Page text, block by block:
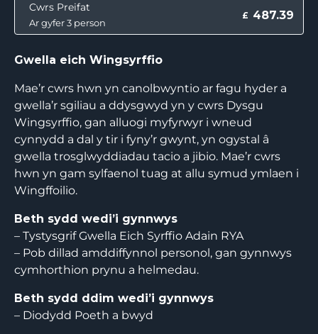
Cwrs Preifat
Ar gyfer 3 person
£ 487.39
Gwella eich Wingsyrffio
Mae’r cwrs hwn yn canolbwyntio ar fagu hyder a
gwella’r sgiliau a ddysgwyd yn y cwrs Dysgu
Wingsyrffio, gan alluogi myfyrwyr i wneud
cynnydd a dal y tir i fyny’r gwynt, yn ogystal â
gwella trosglwyddiadau tacio a jibio. Mae’r cwrs
hwn yn gam sylfaenol tuag at allu symud ymlaen i
Wingffoilio.
Beth sydd wedi’i gynnwys
– Tystysgrif Gwella Eich Syrffio Adain RYA
– Pob dillad amddiffynnol personol, gan gynnwys
cymhorthion prynu a helmedau.
Beth sydd ddim wedi’i gynnwys
– Diodydd Poeth a bwyd